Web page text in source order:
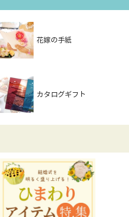
花嫁の手紙
カタログギフト